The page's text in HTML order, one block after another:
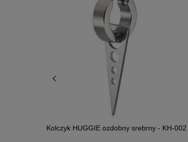
Kolczyk HUGGIE ozdobny srebrny - KH-002